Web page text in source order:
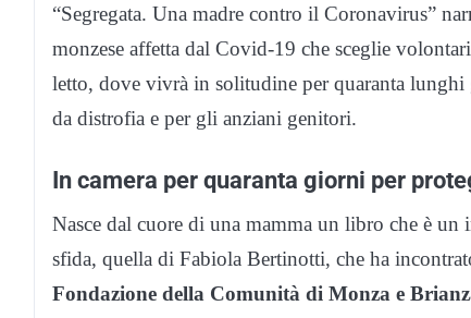
“Segregata. Una madre contro il Coronavirus”
monzese affetta dal Covid-19 che sceglie
letto, dove vivrà in solitudine per quaranta
da distrofia e per gli anziani genitori.
In camera per quaranta giorni per
Nasce dal cuore di una mamma un libro che è
sfida, quella di Fabiola Bertinotti, che ha
Fondazione della Comunità di Monza e